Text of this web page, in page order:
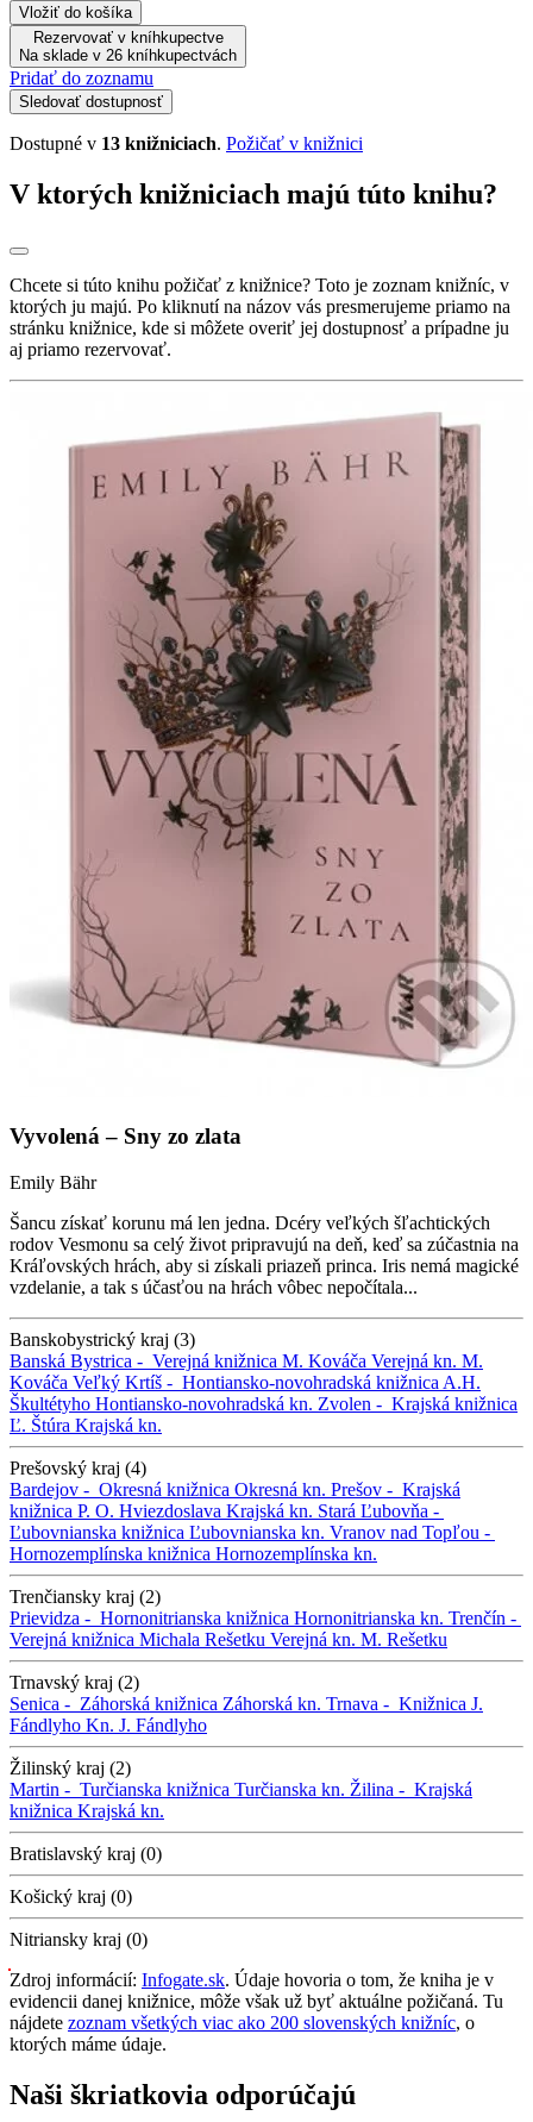
Vložiť do košíka
Rezervovať v kníhkupectve
Na sklade v 26 kníhkupectvách
Pridať do zoznamu
Sledovať dostupnosť
Dostupné v 13 knižniciach. Požičať v knižnici
V ktorých knižniciach majú túto knihu?
Chcete si túto knihu požičať z knižnice? Toto je zoznam knižníc, v
ktorých ju majú. Po kliknutí na názov vás presmerujeme priamo na
stránku knižnice, kde si môžete overiť jej dostupnosť a prípadne ju
aj priamo rezervovať.
Vyvolená – Sny zo zlata
Emily Bähr
Šancu získať korunu má len jedna. Dcéry veľkých šľachtických
rodov Vesmonu sa celý život pripravujú na deň, keď sa zúčastnia na
Kráľovských hrách, aby si získali priazeň princa. Iris nemá magické
vzdelanie, a tak s účasťou na hrách vôbec nepočítala...
Banskobystrický kraj (3)
Banská Bystrica - Verejná knižnica M. Kováča Verejná kn. M.
Kováča Veľký Krtíš - Hontiansko-novohradská knižnica A.H.
Škultétyho Hontiansko-novohradská kn. Zvolen - Krajská knižnica
Ľ. Štúra Krajská kn.
Prešovský kraj (4)
Bardejov - Okresná knižnica Okresná kn. Prešov - Krajská
knižnica P. O. Hviezdoslava Krajská kn. Stará Ľubovňa -
Ľubovnianska knižnica Ľubovnianska kn. Vranov nad Topľou -
Hornozemplínska knižnica Hornozemplínska kn.
Trenčiansky kraj (2)
Prievidza - Hornonitrianska knižnica Hornonitrianska kn. Trenčín -
Verejná knižnica Michala Rešetku Verejná kn. M. Rešetku
Trnavský kraj (2)
Senica - Záhorská knižnica Záhorská kn. Trnava - Knižnica J.
Fándlyho Kn. J. Fándlyho
Žilinský kraj (2)
Martin - Turčianska knižnica Turčianska kn. Žilina - Krajská
knižnica Krajská kn.
Bratislavský kraj (0)
Košický kraj (0)
Nitriansky kraj (0)
Zdroj informácií: Infogate.sk. Údaje hovoria o tom, že kniha je v
evidencii danej knižnice, môže však už byť aktuálne požičaná. Tu
nájdete zoznam všetkých viac ako 200 slovenských knižníc, o
ktorých máme údaje.
Naši škriatkovia odporúčajú